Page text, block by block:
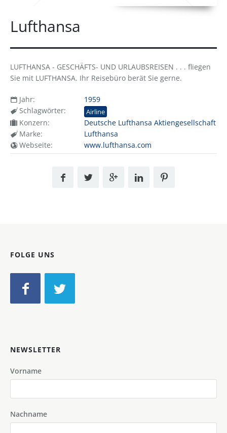
Lufthansa
LUFTHANSA - GESCHÄFTS- UND URLAUBSREISEN . . . fliegen
Sie mit LUFTHANSA. Ihr Reisebüro berät Sie gerne.
Jahr:
1959
Schlagwörter:
Airline
Konzern:
Deutsche Lufthansa Aktiengesellschaft
Marke:
Lufthansa
Webseite:
www.lufthansa.com
FOLGE UNS
NEWSLETTER
Vorname
Nachname